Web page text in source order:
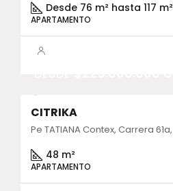
Desde 76 m² hasta 117 m²
APARTAMENTO
CITRIKA
48 m²
APARTAMENTO